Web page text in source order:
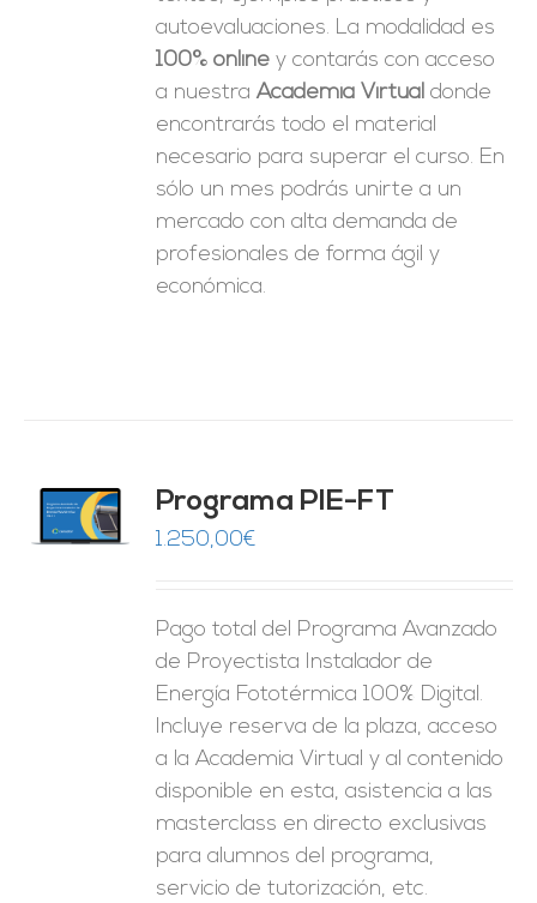
autoevaluaciones. La modalidad es
100% online y contarás con acceso
a nuestraAcademia Virtual donde
encontrarás todo el material
necesario para superar el curso. En
sólo un mes podrás unirte a un
mercado con alta demanda de
profesionales de forma ágil y
económica.
Programa PIE-FT
1.250,00€
Pago total del Programa Avanzado
de Proyectista Instalador de
Energía Fototérmica 100% Digital.
Incluye reserva de la plaza, acceso
a la Academia Virtual y al contenido
disponible en esta, asistencia a las
masterclass en directo exclusivas
para alumnos del programa,
servicio de tutorización, etc.